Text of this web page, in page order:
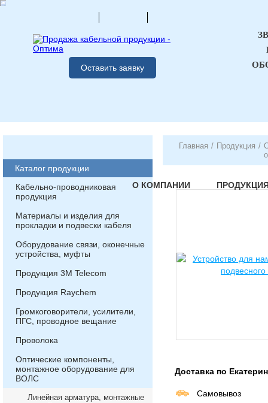
Оставить заявку
О КОМПАНИИ
Каталог продукции
Кабельно-проводниковая
продукция
Материалы и изделия для
прокладки и подвески кабеля
Оборудование связи, оконечные
устройства, муфты
Продукция 3М Telecom
Продукция Raychem
Громкоговорители, усилители,
ПГС, проводное вещание
Проволока
Оптические компоненты,
монтажное оборудование для
ВОЛС
Линейная арматура, монтажные
Главная / Продукция /
Доставка по
Самовывоз